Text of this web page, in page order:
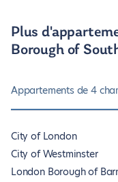
Plus
Borough of
Appartements de 4
City of London
City of Westminster
London Borough of